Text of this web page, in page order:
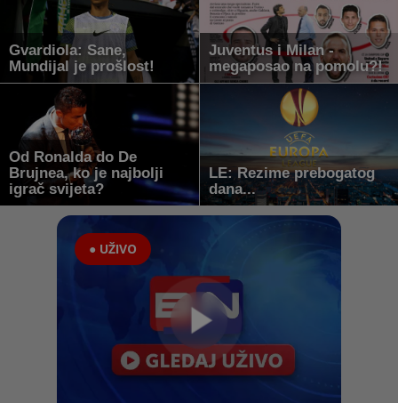
Gvardiola: Sane,
Mundijal je prošlost!
Juventus i Milan -
megaposao na pomolu?!
Od Ronalda do De
Brujnea, ko je najbolji
igrač svijeta?
LE: Rezime prebogatog
dana...
● UŽIVO